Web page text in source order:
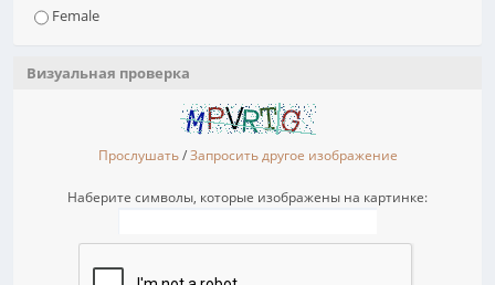
Female
Визуальная проверка
Прослушать/Запросить другое изображение
Наберите символы, которые изображены на картинке: